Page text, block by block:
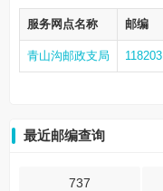
服务网点名称 邮编
青山沟邮政支局 118203
最近邮编查询
737